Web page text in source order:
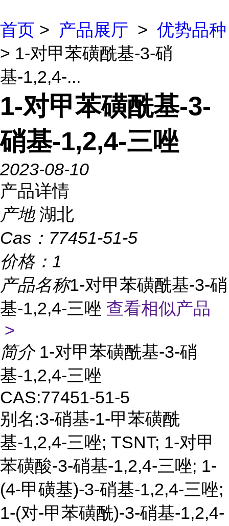
首页 > 产品展厅 > 优势品种
> 1-对甲苯磺酰基-3-硝
基-1,2,4-...
1-对甲苯磺酰基-3-
硝基-1,2,4-三唑
2023-08-10
产品详情
产地 湖北
Cas： 77451-51-5
价格： 1
产品名称1-对甲苯磺酰基-3-硝
基-1,2,4-三唑 查看相似产品
>
简介 1-对甲苯磺酰基-3-硝
基-1,2,4-三唑
CAS:77451-51-5
别名:3-硝基-1-甲苯磺酰
基-1,2,4-三唑; TSNT; 1-对甲
苯磺酸-3-硝基-1,2,4-三唑; 1-
(4-甲磺基)-3-硝基-1,2,4-三唑;
1-(对-甲苯磺酰)-3-硝基-1,2,4-